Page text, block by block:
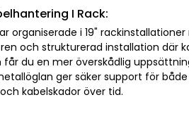
I Rack:
organiserade i 19"
och strukturerad installation där
får du en mer överskådlig
ger säker support för
kabelskador över tid.